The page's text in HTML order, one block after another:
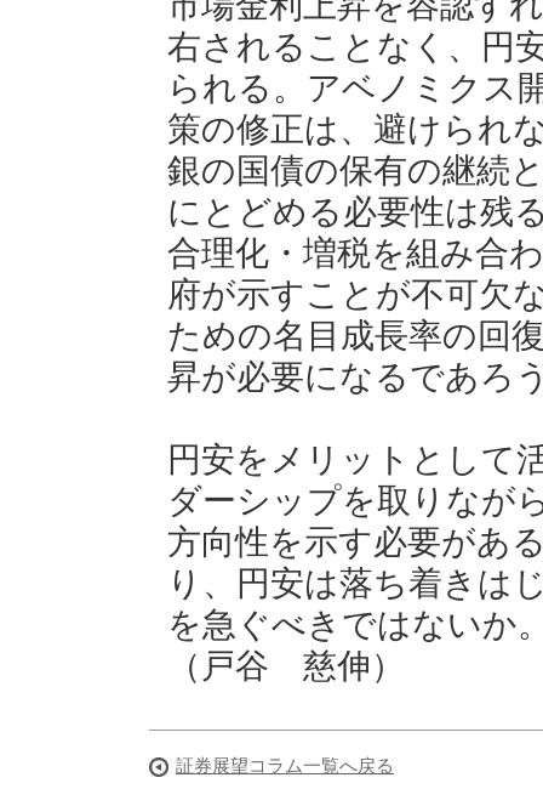
右されることなく、円
られる。アベノミクス
策の修正は、避けられ
銀の国債の保有の継続
にとどめる必要性は残
合理化・増税を組み合
府が示すことが不可欠
ための名目成長率の回
昇が必要になるであろ
円安をメリットとして
ダーシップを取りなが
方向性を示す必要があ
り、円安は落ち着きは
を急ぐべきではないか
（戸谷 慈伸）
証券展望コラム一覧へ戻る